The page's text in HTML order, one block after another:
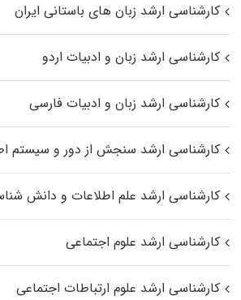
کارشناسی ارشد زبان‌ های باستانی ایران
کارشناسی ارشد زبان و ادبیات اردو
کارشناسی ارشد زبان و ادبیات فارسی
کارشناسی ارشد سنجش از دور و سیستم
کارشناسی ارشد علم اطلاعات و دانش
کارشناسی ارشد علوم اجتماعی
کارشناسی ارشد علوم ارتباطات اجتماعی